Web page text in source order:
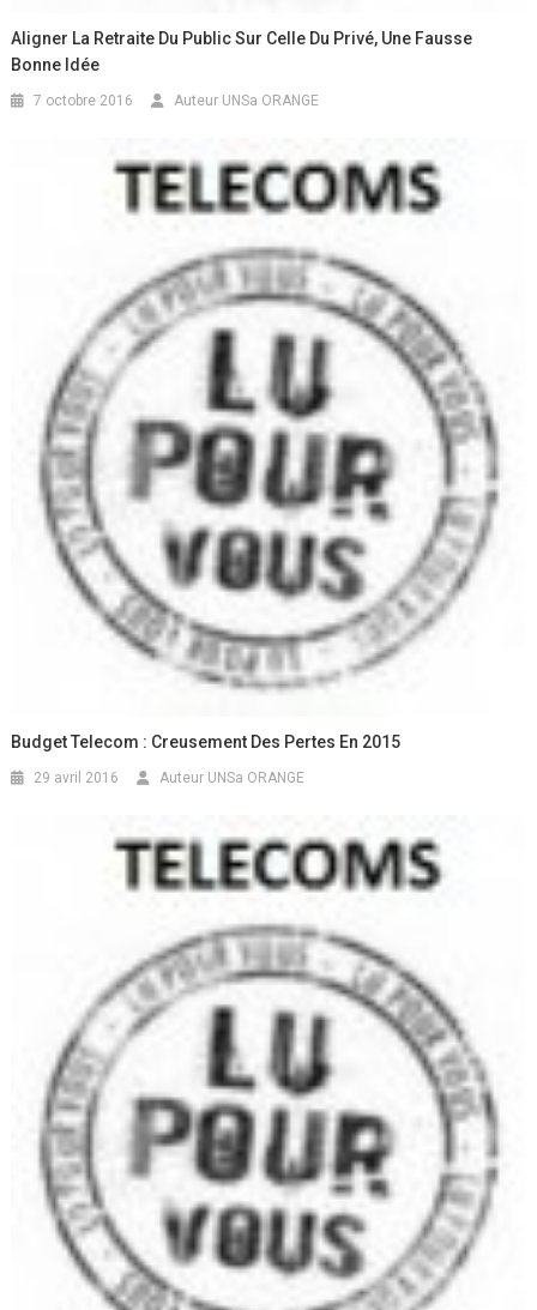
Aligner La Retraite Du Public Sur Celle Du Privé, Une Fausse
Bonne Idée
7 octobre 2016 Auteur UNSa ORANGE
Budget Telecom : Creusement Des Pertes En 2015
29 avril 2016 Auteur UNSa ORANGE